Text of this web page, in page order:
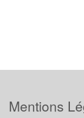
Mentions